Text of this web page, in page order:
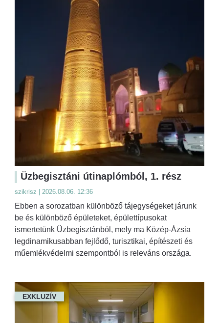
Üzbegisztáni útinaplómból, 1. rész
szikrisz | 2026.08.06. 12:36
Ebben a sorozatban különböző tájegységeket járunk
be és különböző épületeket, épülettípusokat
ismertetünk Üzbegisztánból, mely ma Közép-Ázsia
legdinamikusabban fejlődő, turisztikai, építészeti és
műemlékvédelmi szempontból is releváns országa.
EXKLUZÍV